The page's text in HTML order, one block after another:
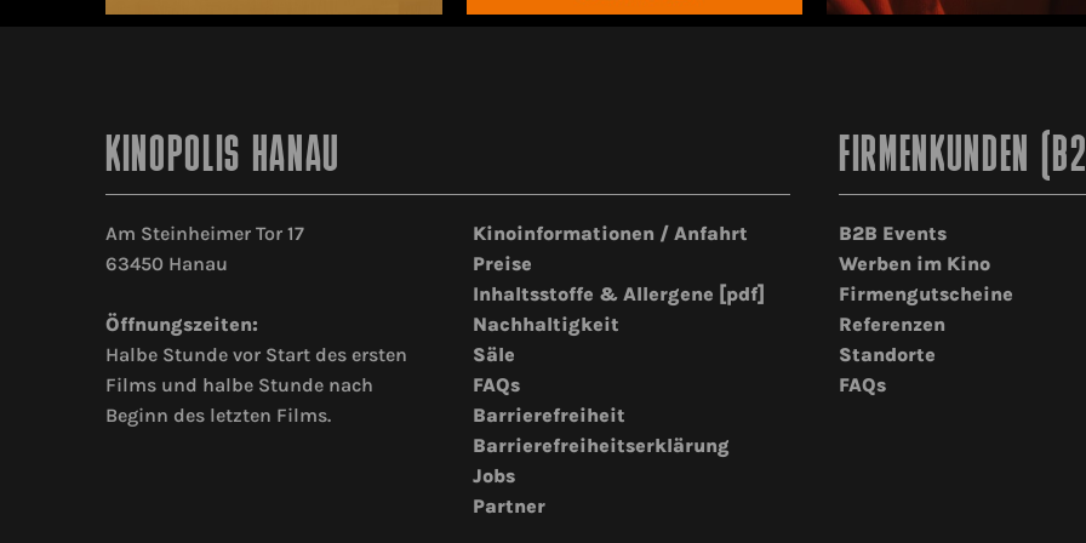
KINOPOLIS HANAU
Am Steinheimer Tor 17
63450 Hanau
Öffnungszeiten:
Halbe Stunde vor Start des ersten
Films und halbe Stunde nach
Beginn des letzten Films.
Kinoinformationen / Anfahrt
Preise
Inhaltsstoffe & Allergene [pdf]
Nachhaltigkeit
Säle
FAQs
Barrierefreiheit
Barrierefreiheitserklärung
Jobs
Partner
FIRMENKUNDEN
B2B Events
Werben im Kino
Firmengutscheine
Referenzen
Standorte
FAQs